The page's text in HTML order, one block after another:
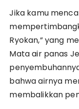
Jika kamu
Ryokan,” yang
Mata air panas
bahwa airnya
membalikkan